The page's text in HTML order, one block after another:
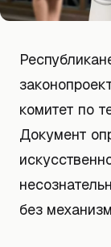
комитет по
Документ
без